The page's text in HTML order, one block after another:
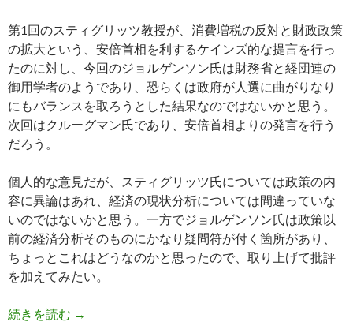
第1回のスティグリッツ教授が、消費増税の反対と財政政策
の拡大という、安倍首相を利するケインズ的な提言を行っ
たのに対し、今回のジョルゲンソン氏は財務省と経団連の
御用学者のようであり、恐らくは政府が人選に曲がりなり
にもバランスを取ろうとした結果なのではないかと思う。
次回はクルーグマン氏であり、安倍首相よりの発言を行う
だろう。
個人的な意見だが、スティグリッツ氏については政策の内
容に異論はあれ、経済の現状分析については間違っていな
いのではないかと思う。一方でジョルゲンソン氏は政策以
前の経済分析そのものにかなり疑問符が付く箇所があり、
ちょっとこれはどうなのかと思ったので、取り上げて批評
を加えてみたい。
続きを読む 国際金融経済分析会合、ジョルゲンソン教授へ
→